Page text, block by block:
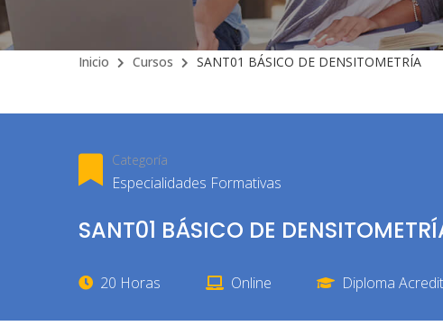
Inicio Cursos SANT01 BÁSICO DE DENSITOMETRÍA
Categoría
Especialidades Formativas
SANT01 BÁSICO DE
20 Horas Online Diploma